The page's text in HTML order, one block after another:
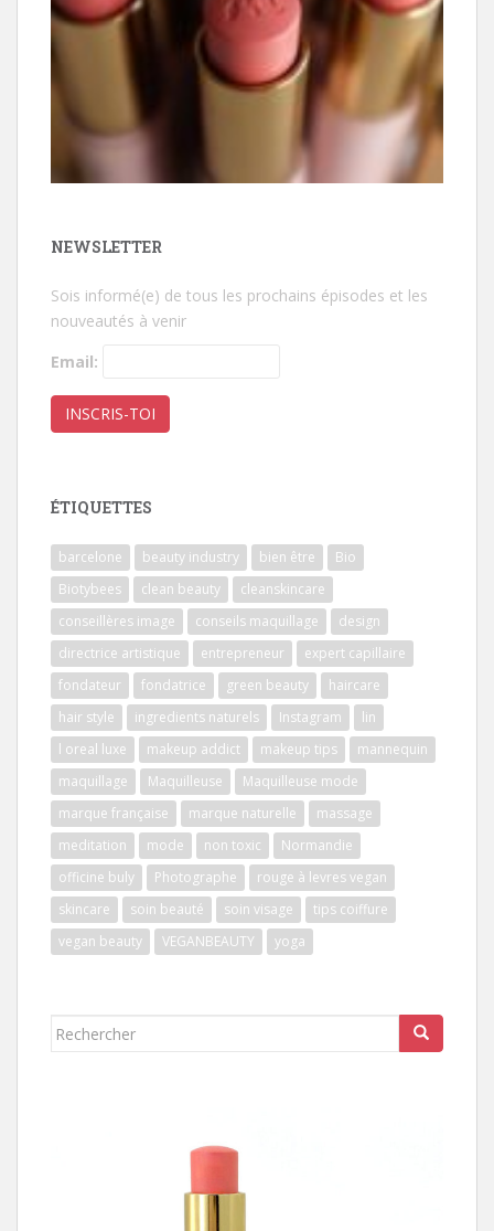
NEWSLETTER
Sois informé(e) de tous les prochains épisodes et les
nouveautés à venir
Email:
ÉTIQUETTES
barcelone beauty industry bien être
Bio
Biotybees
clean beauty
cleanskincare
conseillères image
conseils maquillage
design
directrice artistique
entrepreneur
expert capillaire
fondateur
fondatrice green beauty
haircare
hair style
ingredients naturels Instagram
lin
l oreal luxe
makeup addict makeup tips
mannequin
maquillage
Maquilleuse
Maquilleuse mode
marque française
marque naturelle
massage
meditation
mode non toxic
Normandie
officine buly
Photographe
rouge à levres vegan
skincare
soin beauté soin visage
tips coiffure
vegan beauty
VEGANBEAUTY yoga
Rechercher...